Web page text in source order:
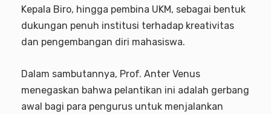
Kepala Biro, hingga pembina UKM, sebagai bentuk
dukungan penuh institusi terhadap kreativitas
dan pengembangan diri mahasiswa.
Dalam sambutannya, Prof. Anter Venus
menegaskan bahwa pelantikan ini adalah gerbang
awal bagi para pengurus untuk menjalankan